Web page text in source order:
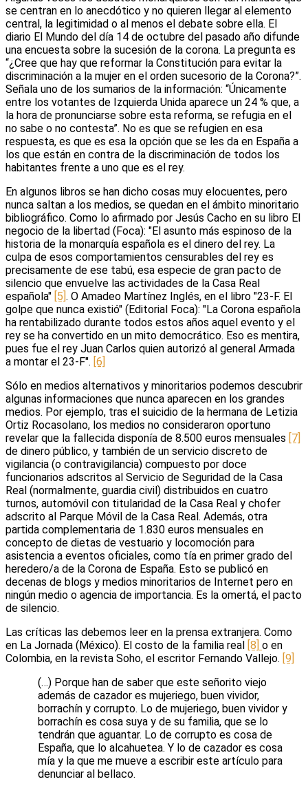
se centran en lo anecdótico y no quieren llegar al elemento
central, la legitimidad o al menos el debate sobre ella. El
diario El Mundo del día 14 de octubre del pasado año difunde
una encuesta sobre la sucesión de la corona. La pregunta es
“¿Cree que hay que reformar la Constitución para evitar la
discriminación a la mujer en el orden sucesorio de la Corona?”.
Señala uno de los sumarios de la información: “Únicamente
entre los votantes de Izquierda Unida aparece un 24 % que, a
la hora de pronunciarse sobre esta reforma, se refugia en el
no sabe o no contesta”. No es que se refugien en esa
respuesta, es que es esa la opción que se les da en España a
los que están en contra de la discriminación de todos los
habitantes frente a uno que es el rey.
En algunos libros se han dicho cosas muy elocuentes, pero
nunca saltan a los medios, se quedan en el ámbito minoritario
bibliográfico. Como lo afirmado por Jesús Cacho en su libro El
negocio de la libertad (Foca): "El asunto más espinoso de la
historia de la monarquía española es el dinero del rey. La
culpa de esos comportamientos censurables del rey es
precisamente de ese tabú, esa especie de gran pacto de
silencio que envuelve las actividades de la Casa Real
española" [5]. O Amadeo Martínez Inglés, en el libro "23-F. El
golpe que nunca existió" (Editorial Foca): "La Corona española
ha rentabilizado durante todos estos años aquel evento y el
rey se ha convertido en un mito democrático. Eso es mentira,
pues fue el rey Juan Carlos quien autorizó al general Armada
a montar el 23-F". [6]
Sólo en medios alternativos y minoritarios podemos descubrir
algunas informaciones que nunca aparecen en los grandes
medios. Por ejemplo, tras el suicidio de la hermana de Letizia
Ortiz Rocasolano, los medios no consideraron oportuno
revelar que la fallecida disponía de 8.500 euros mensuales [7]
de dinero público, y también de un servicio discreto de
vigilancia (o contravigilancia) compuesto por doce
funcionarios adscritos al Servicio de Seguridad de la Casa
Real (normalmente, guardia civil) distribuidos en cuatro
turnos, automóvil con titularidad de la Casa Real y chofer
adscrito al Parque Móvil de la Casa Real. Además, otra
partida complementaria de 1.830 euros mensuales en
concepto de dietas de vestuario y locomoción para
asistencia a eventos oficiales, como tía en primer grado del
heredero/a de la Corona de España. Esto se publicó en
decenas de blogs y medios minoritarios de Internet pero en
ningún medio o agencia de importancia. Es la omertá, el pacto
de silencio.
Las críticas las debemos leer en la prensa extranjera. Como
en La Jornada (México). El costo de la familia real [8] o en
Colombia, en la revista Soho, el escritor Fernando Vallejo. [9]
(…) Porque han de saber que este señorito viejo
además de cazador es mujeriego, buen vividor,
borrachín y corrupto. Lo de mujeriego, buen vividor y
borrachín es cosa suya y de su familia, que se lo
tendrán que aguantar. Lo de corrupto es cosa de
España, que lo alcahuetea. Y lo de cazador es cosa
mía y la que me mueve a escribir este artículo para
denunciar al bellaco.